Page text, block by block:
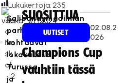
Te
a
Na
sk
ali
2
Lukukertoja:235
Salibandymaailman
parhaat
kohtaavat
lokakuussa
Turussa
ja
SUOSITTUA
UUTISET
02.08.2
026
Champions Cup
vauhtiin tässä